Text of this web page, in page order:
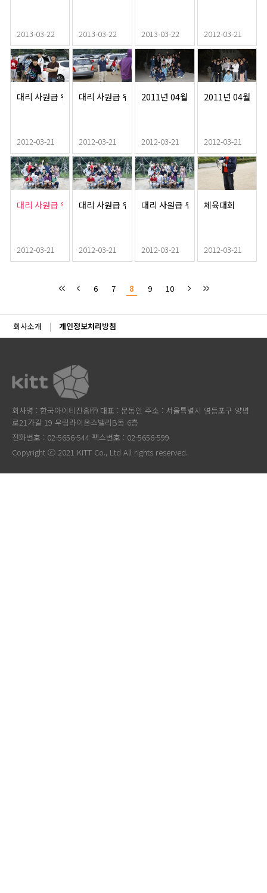
2013-03-22 2013-03-22 2013-03-22 2012-03-21
대리 사원급 워크샵
2012-03-21
대리 사원급 워크샵
2012-03-21
2011년 04월워크샵
2012-03-21
2011년 04월워
2012-03-21
대리 사원급 워크샵
2012-03-21
대리 사원급 워크샵
2012-03-21
대리 사원급 워크샵
2012-03-21
체육대회
2012-03-21
6 7 8 9 10
회사소개 개인정보처리방침
회사명 : 한국아이티진흥㈜ 대표 : 문동인 주소 : 서울특별시 영등포구 양평
로21가길 19 우림라이온스밸리B동 6층
전화번호 : 02-5656-544 팩스번호 : 02-5656-599
Copyright ⓒ 2021 KITT Co., Ltd All rights reserved.